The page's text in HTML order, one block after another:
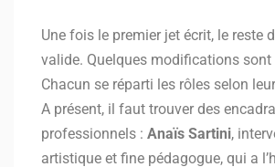
Une fois le premier jet écrit, le reste
valide. Quelques modifications sont
Chacun se réparti les rôles selon
A présent, il faut trouver des
professionnels : Anaïs Sartini,
artistique et fine pédagogue, qui a